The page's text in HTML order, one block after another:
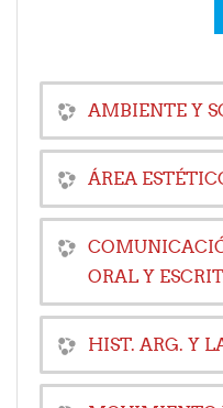
AMBIENTE Y
ÁREA
ORAL Y
HIST. ARG. Y